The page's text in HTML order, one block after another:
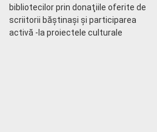
bibliotecilor prin donaţiile oferite de
scriitorii băştinaşi şi participarea
activă -la proiectele culturale